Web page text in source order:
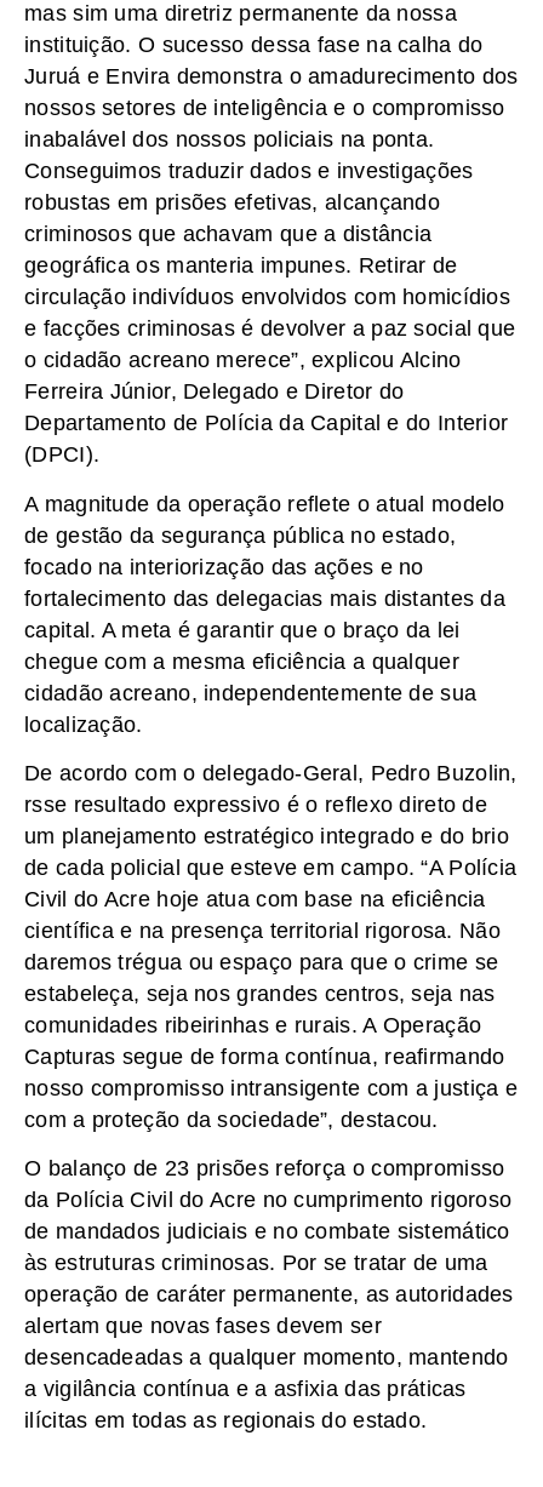
mas sim uma diretriz permanente da nossa
instituição. O sucesso dessa fase na calha do
Juruá e Envira demonstra o amadurecimento dos
nossos setores de inteligência e o compromisso
inabalável dos nossos policiais na ponta.
Conseguimos traduzir dados e investigações
robustas em prisões efetivas, alcançando
criminosos que achavam que a distância
geográfica os manteria impunes. Retirar de
circulação indivíduos envolvidos com homicídios
e facções criminosas é devolver a paz social que
o cidadão acreano merece”, explicou Alcino
Ferreira Júnior, Delegado e Diretor do
Departamento de Polícia da Capital e do Interior
(DPCI).
A magnitude da operação reflete o atual modelo
de gestão da segurança pública no estado,
focado na interiorização das ações e no
fortalecimento das delegacias mais distantes da
capital. A meta é garantir que o braço da lei
chegue com a mesma eficiência a qualquer
cidadão acreano, independentemente de sua
localização.
De acordo com o delegado-Geral, Pedro Buzolin,
rsse resultado expressivo é o reflexo direto de
um planejamento estratégico integrado e do brio
de cada policial que esteve em campo. “A Polícia
Civil do Acre hoje atua com base na eficiência
científica e na presença territorial rigorosa. Não
daremos trégua ou espaço para que o crime se
estabeleça, seja nos grandes centros, seja nas
comunidades ribeirinhas e rurais. A Operação
Capturas segue de forma contínua, reafirmando
nosso compromisso intransigente com a justiça e
com a proteção da sociedade”, destacou.
O balanço de 23 prisões reforça o compromisso
da Polícia Civil do Acre no cumprimento rigoroso
de mandados judiciais e no combate sistemático
às estruturas criminosas. Por se tratar de uma
operação de caráter permanente, as autoridades
alertam que novas fases devem ser
desencadeadas a qualquer momento, mantendo
a vigilância contínua e a asfixia das práticas
ilícitas em todas as regionais do estado.